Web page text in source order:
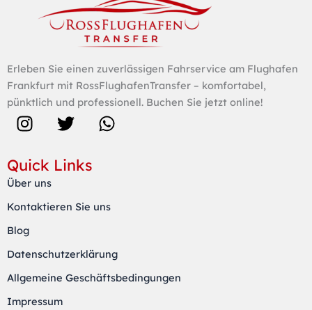
Erleben Sie einen zuverlässigen Fahrservice am Flughafen
Frankfurt mit RossFlughafenTransfer – komfortabel,
pünktlich und professionell. Buchen Sie jetzt online!
I
s
t
g
r
a
T
i
e
W
a
p
Quick Links
Über uns
Kontaktieren Sie uns
Blog
Datenschutzerklärung
Allgemeine Geschäftsbedingungen
Impressum